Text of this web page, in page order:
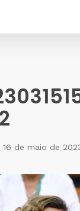
16 de maio de